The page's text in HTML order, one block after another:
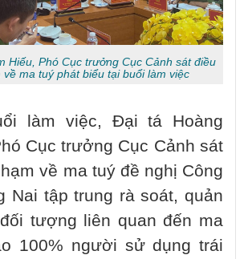
Hiếu, Phó Cục trưởng Cục Cảnh sát điều
về ma tuý phát biểu tại buổi làm việc
làm việc, Đại tá Hoàng
Cục trưởng Cục Cảnh sát
về ma tuý đề nghị Công
Nai tập trung rà soát, quản
tượng liên quan đến ma
100% người sử dụng trái